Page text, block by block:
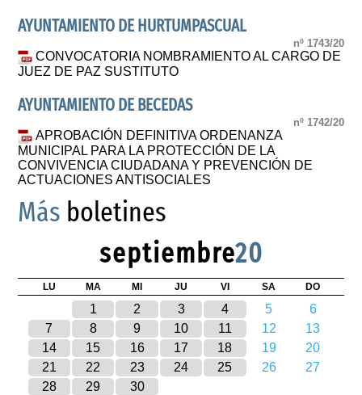
AYUNTAMIENTO DE HURTUMPASCUAL
nº 1743/20
CONVOCATORIA NOMBRAMIENTO AL CARGO DE
JUEZ DE PAZ SUSTITUTO
AYUNTAMIENTO DE BECEDAS
nº 1742/20
APROBACIÓN DEFINITIVA ORDENANZA
MUNICIPAL PARA LA PROTECCIÓN DE LA
CONVIVENCIA CIUDADANA Y PREVENCIÓN DE
ACTUACIONES ANTISOCIALES
Más boletines
septiembre20
LU MA MI JU VI SA DO
1 2 3 4 5
6
7
8 9 10 11 12
13
14
15 16 17 18 19
20
21
22 23 24 25 26
27
28
29 30